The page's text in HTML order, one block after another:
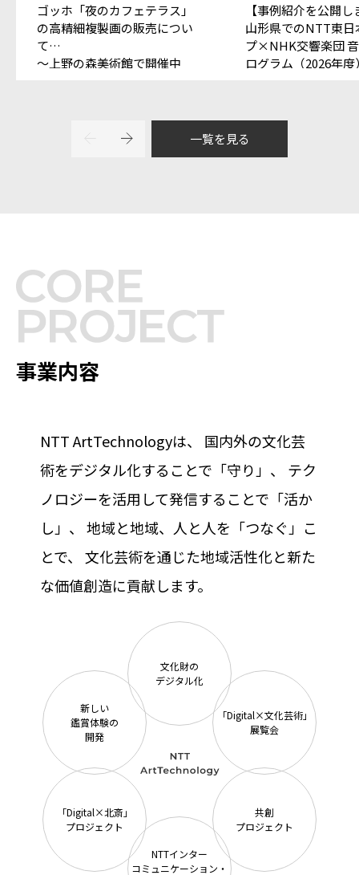
ゴッホ「夜のカフェテラス」
の高精細複製画の販売につい
て
～上野の森美術館で開催中
【事例紹介を公開
山形県でのNTT東日
プ×NHK交響楽団
ログラム（2026年
一覧を見る
事業内容
NTT ArtTechnologyは、
国内外の文化芸
術をデジタル化することで「守り」、
テク
ノロジーを活用して発信することで「活か
し」、
地域と地域、人と人を「つなぐ」こ
とで、
文化芸術を通じた地域活性化と新た
な価値創造に貢献します。
文化財の
デジタル化
「Digital×文化芸術」
展覧会
共創
プロジェクト
NTTインター
コミュニケーション・
「Digital×北斎」
プロジェクト
新しい
鑑賞体験の
開発